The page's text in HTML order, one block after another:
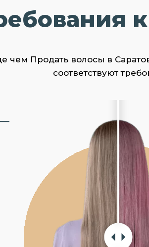
чем Продать волосы в
соответствуют